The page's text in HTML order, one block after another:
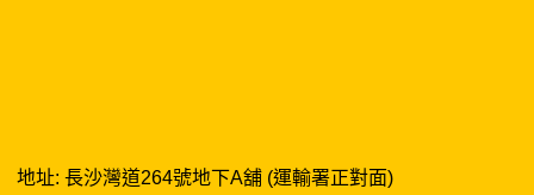
地址: 長沙灣道264號地下A舖 (運輸署正對面)